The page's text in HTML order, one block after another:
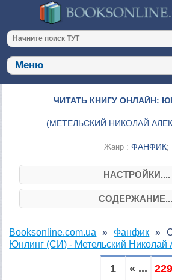
ЧИТАТЬ КНИГУ ОНЛАЙН:
(МЕТЕЛЬСКИЙ НИКОЛАЙ
Жанр :ФАНФИК;
НАСТРОЙКИ....
Booksonline.com.ua
Фанфик
Юнлинг (СИ) - Метельский Николай
1 « ... 229